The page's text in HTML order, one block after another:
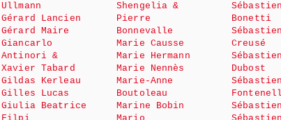
Ullmann
Gérard Lancien
Gérard Maire
Giancarlo
Antinori &
Xavier Tabard
Gildas Kerleau
Gilles Lucas
Giulia Beatrice
Shengelia &
Pierre
Bonnevalle
Marie Causse
Marie Hermann
Marie Nennès
Marie-Anne
Boutoleau
Marine Bobin
Sébastien
Bonetti
Sébastien
Creusé
Sébastien
Dubost
Sébastien